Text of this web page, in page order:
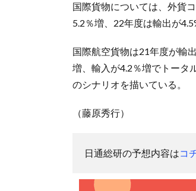
国際貨物については、外貨
5.2％増、22年度は輸出が
国際航空貨物は21年度が輸
増、輸入が4.2％増でトータ
のシナリオを描いている。
（藤原秀行）
日通総研の予想内容はコ